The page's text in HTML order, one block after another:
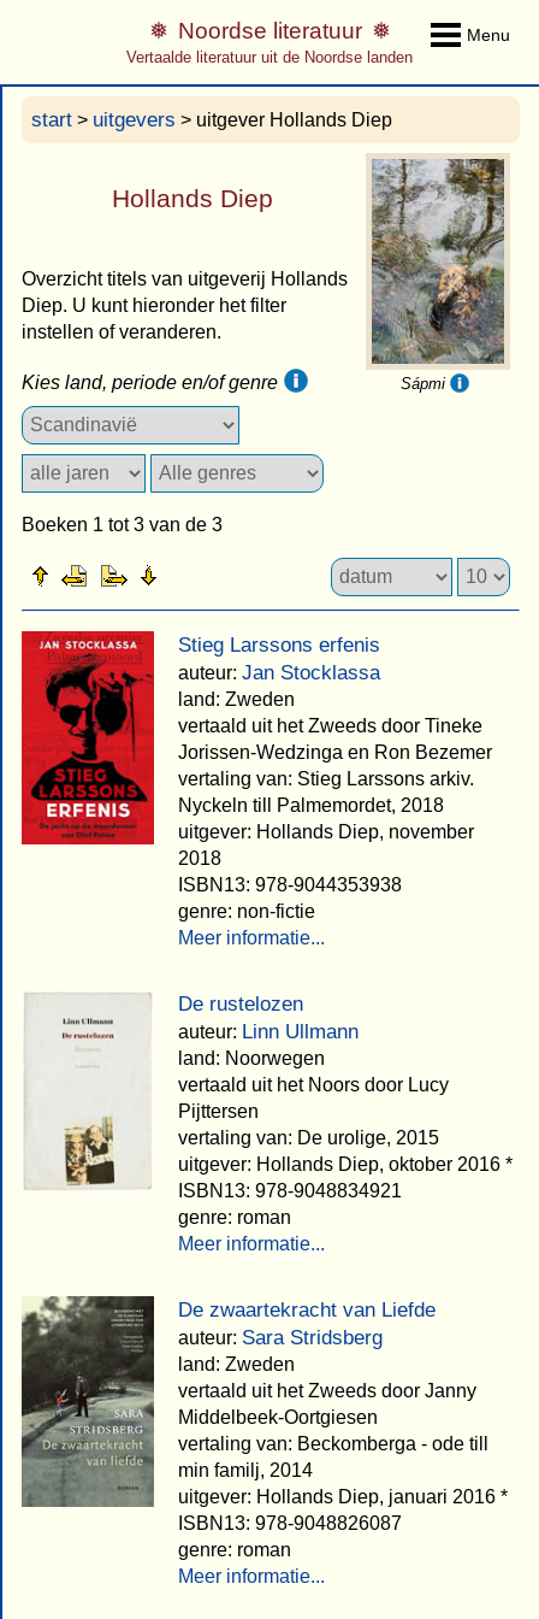
Menu
Noordse literatuur
Vertaalde literatuur uit de Noordse landen
start > uitgevers > uitgever Hollands Diep
Sápmi
Hollands Diep
Overzicht titels van uitgeverij Hollands
Diep. U kunt hieronder het filter
instellen of veranderen.
Kies land, periode en/of genre
Boeken 1 tot 3 van de 3
Stieg Larssons erfenis
auteur: Jan Stocklassa
land: Zweden
vertaald uit het Zweeds door Tineke
Jorissen-Wedzinga en Ron Bezemer
vertaling van: Stieg Larssons arkiv.
Nyckeln till Palmemordet, 2018
uitgever: Hollands Diep, november
2018
ISBN13: 978-9044353938
genre: non-fictie
Meer informatie...
De rustelozen
auteur: Linn Ullmann
land: Noorwegen
vertaald uit het Noors door Lucy
Pijttersen
vertaling van: De urolige, 2015
uitgever: Hollands Diep, oktober 2016 *
ISBN13: 978-9048834921
genre: roman
Meer informatie...
De zwaartekracht van Liefde
auteur: Sara Stridsberg
land: Zweden
vertaald uit het Zweeds door Janny
Middelbeek-Oortgiesen
vertaling van: Beckomberga - ode till
min familj, 2014
uitgever: Hollands Diep, januari 2016 *
ISBN13: 978-9048826087
genre: roman
Meer informatie...